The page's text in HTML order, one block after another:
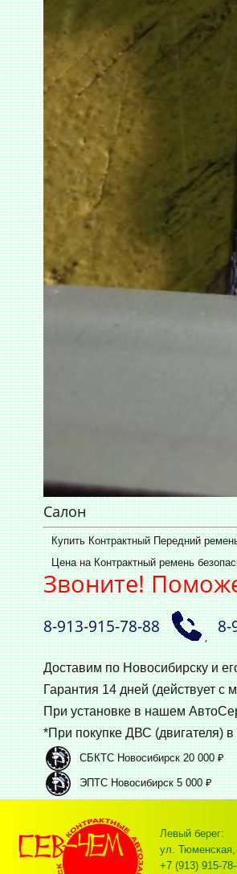
Салон
Купить Контрактный Передний
Цена на Контрактный ремень
Звоните!
8‑913‑915‑78‑88
,
Доставим по Новосибирску и
Гарантия 14 дней (действует с
При установке в нашем
*При покупке ДВС (двигателя)
СБКТС Новосибирск 20 000 ₽
ЭПТС Новосибирск 5 000 ₽
Левый берег:
ул. Тюменская,
+7 (913) 915-